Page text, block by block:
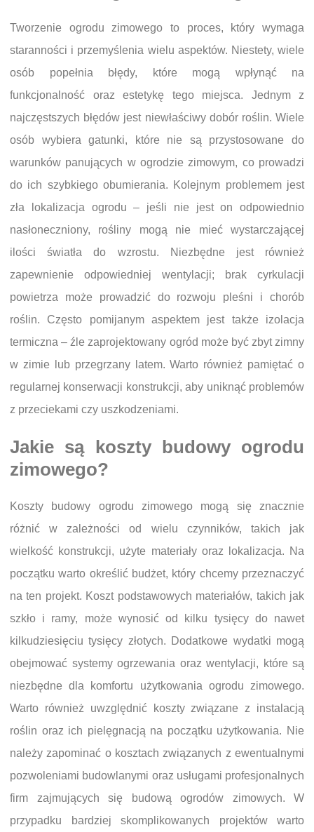
Tworzenie ogrodu zimowego to proces, który wymaga
staranności i przemyślenia wielu aspektów. Niestety, wiele
osób popełnia błędy, które mogą wpłynąć na
funkcjonalność oraz estetykę tego miejsca. Jednym z
najczęstszych błędów jest niewłaściwy dobór roślin. Wiele
osób wybiera gatunki, które nie są przystosowane do
warunków panujących w ogrodzie zimowym, co prowadzi
do ich szybkiego obumierania. Kolejnym problemem jest
zła lokalizacja ogrodu – jeśli nie jest on odpowiednio
nasłoneczniony, rośliny mogą nie mieć wystarczającej
ilości światła do wzrostu. Niezbędne jest również
zapewnienie odpowiedniej wentylacji; brak cyrkulacji
powietrza może prowadzić do rozwoju pleśni i chorób
roślin. Często pomijanym aspektem jest także izolacja
termiczna – źle zaprojektowany ogród może być zbyt zimny
w zimie lub przegrzany latem. Warto również pamiętać o
regularnej konserwacji konstrukcji, aby uniknąć problemów
z przeciekami czy uszkodzeniami.
Jakie są koszty budowy ogrodu
zimowego?
Koszty budowy ogrodu zimowego mogą się znacznie
różnić w zależności od wielu czynników, takich jak
wielkość konstrukcji, użyte materiały oraz lokalizacja. Na
początku warto określić budżet, który chcemy przeznaczyć
na ten projekt. Koszt podstawowych materiałów, takich jak
szkło i ramy, może wynosić od kilku tysięcy do nawet
kilkudziesięciu tysięcy złotych. Dodatkowe wydatki mogą
obejmować systemy ogrzewania oraz wentylacji, które są
niezbędne dla komfortu użytkowania ogrodu zimowego.
Warto również uwzględnić koszty związane z instalacją
roślin oraz ich pielęgnacją na początku użytkowania. Nie
należy zapominać o kosztach związanych z ewentualnymi
pozwoleniami budowlanymi oraz usługami profesjonalnych
firm zajmujących się budową ogrodów zimowych. W
przypadku bardziej skomplikowanych projektów warto